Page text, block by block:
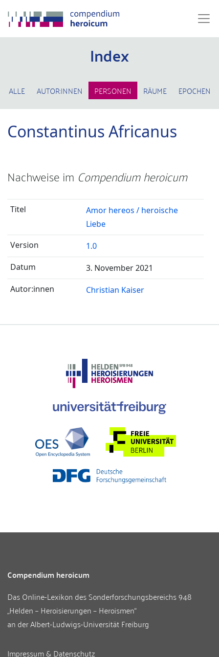
Index
ALLE AUTOR:INNEN PERSONEN RÄUME EPOCHEN
Constantinus Africanus
Nachweise im Compendium heroicum
Amor hereos / heroische
Liebe
1.0
3. November 2021
Christian Kaiser
Compendium heroicum
Das Online-Lexikon desSonderforschungsbereichs 948
„Helden – Heroisierungen – Heroismen“
an derAlbert-Ludwigs-Universität Freiburg
Impressum & Datenschutz